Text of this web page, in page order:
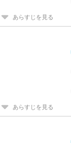
あらすじを見る
あらすじを見る